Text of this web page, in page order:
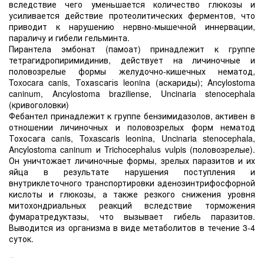
вследствие чего уменьшается количество глюкозы и
усиливается действие протеолитических ферментов, что
приводит к нарушению нервно-мышечной иннервации,
параличу и гибели гельминта.
Пирантела эмбонат (памоат) принадлежит к группе
тетрагидропиримидинив, действует на личиночные и
половозрелые формы желудочно-кишечных нематод,
Toxocara canis, Тохаѕсагіѕ leonina (аскариды); Ancylostoma
caninum, Ancylostoma braziliense, Uncinaria stenocephala
(кривоголовки)
Фебантел принадлежит к группе бензимидазолов, активен в
отношении личиночных и половозрелых форм нематод
Тохосага canis, Toxascaris leonina, Uncinaria stenocephala,
Ancylostoma caninum и Trichocephalus vulpis (половозрелые).
Он уничтожает личиночные формы, зрелых паразитов и их
яйца в результате нарушения поступления и
внутриклеточного транспортировки аденозинтрифосфорной
кислоты и глюкозы, а также резкого снижения уровня
митохондриальных реакций вследствие торможения
фумаратредуктазы, что вызывает гибель паразитов.
Выводится из организма в виде метаболитов в течение 3-4
суток.